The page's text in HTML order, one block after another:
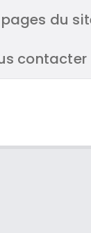
du
contacter